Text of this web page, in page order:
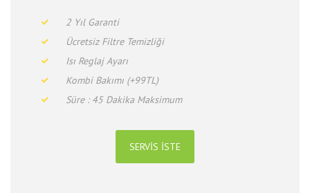
2 Yıl Garanti
Ücretsiz Filtre Temizliği
Isı Reglaj Ayarı
Kombi Bakımı (+99TL)
Süre : 45 Dakika Maksimum
SERVIS İSTE